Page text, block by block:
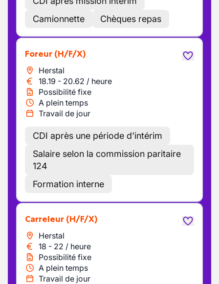
Camionnette
Chèques repas
Foreur (H/F/X)
Herstal
18.19 - 20.62 / heure
Possibilité fixe
A plein temps
Travail de jour
CDI après une période d'intérim
Salaire selon la commission paritaire
124
Formation interne
Carreleur (H/F/X)
Herstal
18 - 22 / heure
Possibilité fixe
A plein temps
Travail de jour